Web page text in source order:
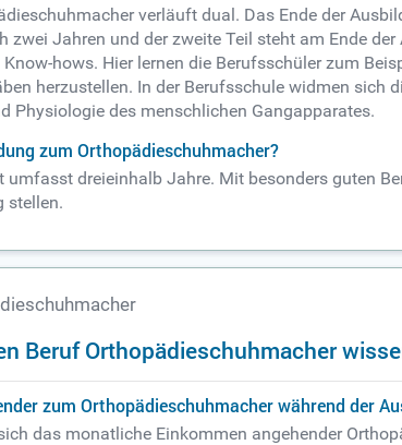
verläuft dual. Das Ende der
zwei Jahren und der zweite Teil steht am Ende
hows. Hier lernen die Berufsschüler zum
herzustellen. In der Berufsschule widmen sich
Physiologie des menschlichen Gangapparates.
zum Orthopädieschuhmacher?
umfasst dreieinhalb Jahre. Mit besonders guten
stellen.
Beruf Orthopädieschuhmacher
zum Orthopädieschuhmacher während der
das monatliche Einkommen angehender